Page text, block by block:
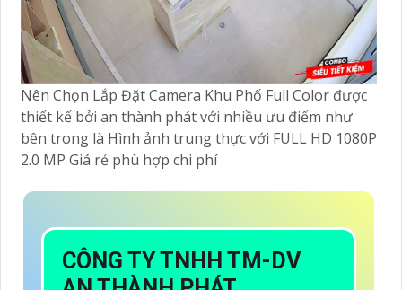
Giới Thiệu Về chất lượng hình ảnh của Lắp Đặt
2.0 MP phù hợp chi phí hình ảnh rõ nét Hình Ảnh Sắt
Nét Dễ Dàng Sử Dụng